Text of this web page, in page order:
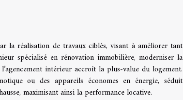
la réalisation de travaux ciblés, visant à améliorer tant
spécialisé en rénovation immobilière, moderniser la
intérieur accroît la plus-value du logement.
ou des appareils économes en énergie, séduit
maximisant ainsi la performance locative.